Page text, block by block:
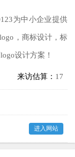
为中小企业提供
，商标设计，标
设计方案！
来访估算： 17
进入网站